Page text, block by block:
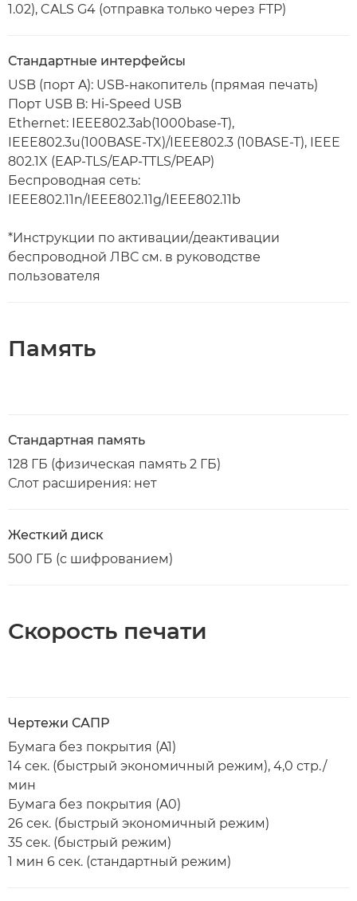
1.02), CALS G4 (отправка только через FTP)
Стандартные интерфейсы
USB (порт A): USB-накопитель (прямая печать)
Порт USB B: Hi-Speed USB
Ethernet: IEEE802.3ab(1000base-T),
IEEE802.3u(100BASE-TX)/IEEE802.3 (10BASE-T), IEEE
802.1X (EAP-TLS/EAP-TTLS/PEAP)
Беспроводная сеть:
IEEE802.11n/IEEE802.11g/IEEE802.11b
*Инструкции по активации/деактивации
беспроводной ЛВС см. в руководстве
пользователя
Память
Стандартная память
128 ГБ (физическая память 2 ГБ)
Слот расширения: нет
Жесткий диск
500 ГБ (с шифрованием)
Скорость печати
Чертежи САПР
Бумага без покрытия (A1)
14 сек. (быстрый экономичный режим), 4,0 стр./
мин
Бумага без покрытия (A0)
26 сек. (быстрый экономичный режим)
35 сек. (быстрый режим)
1 мин 6 сек. (стандартный режим)